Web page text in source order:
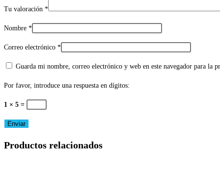
Tu valoración *
Nombre *
Correo electrónico *
Guarda mi nombre, correo electrónico y web en este navegador para la
Por favor, introduce una respuesta en dígitos:
1 × 5 =
Productos relacionados